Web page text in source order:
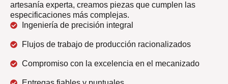
artesanía experta, creamos piezas que cumplen las
especificaciones más complejas.
Ingeniería de precisión integral
Flujos de trabajo de producción racionalizados
Compromiso con la excelencia en el mecanizado